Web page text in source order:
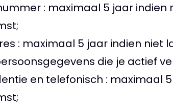
: maximaal 5 jaar
: maximaal 5 jaar indien niet
die je actief
en telefonisch : maximaal